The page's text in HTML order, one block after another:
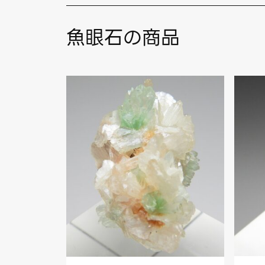
魚眼石の商品